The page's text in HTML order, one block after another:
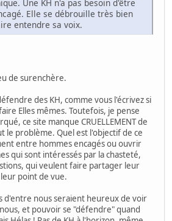
Une KH n'a pas besoin d'être
Elle se débrouille très bien
entendre sa voix.
de surenchère.
des KH, comme vous l'écrivez si
Elles mêmes. Toutefois, je pense
ce site manque CRUELLEMENT de
le problème. Quel est l'objectif de ce
entre hommes encagés ou ouvrir
qui sont intéressés par la chasteté,
qui veulent faire partager leur
point de vue.
d'entre nous seraient heureux de voir
et pouvoir se "défendre" quand